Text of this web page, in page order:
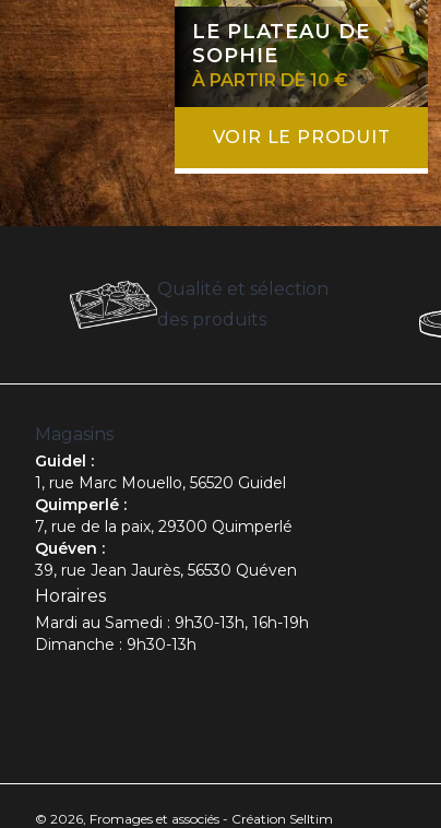
LE PLATEAU DE
SOPHIE
À PARTIR DE 10 €
VOIR LE PRODUIT
Qualité et sélection
des produits
Magasins
Guidel :
1, rue Marc Mouello, 56520 Guidel
Quimperlé :
7, rue de la paix, 29300 Quimperlé
Quéven :
39, rue Jean Jaurès, 56530 Quéven
Horaires
Mardi au Samedi : 9h30-13h, 16h-19h
Dimanche : 9h30-13h
© 2026, Fromages et associés - Création Selltim